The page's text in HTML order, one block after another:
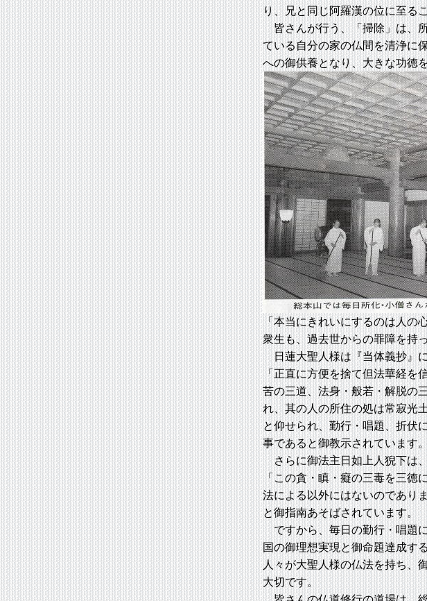
り、兄と同じ阿羅漢の位に至る
皆さんが行う、「掃除」は、
ている自分の家の仏間を清浄に
への御供養となり、大きな功徳
「本当にきれいにするのは人の
衆生も、過去世からの罪障を持
日蓮大聖人様は『当体義抄』
「正直に方便を捨て但法華経を
苦の三道、法身・般若・解脱の
れ、其の人の所住の処は常寂光
と仰せられ、勤行・唱題、折伏
事であると御教示されています。
さらに御法主日如上人猊下は、
「この貪・瞋・癡の三毒を三徳
法による以外にはないのであり
と御指南あそばされています。
ですから、毎日の勤行・唱題
国の御理想実現と御命題達成す
人々が大聖人様の仏法を持ち、
大切です。